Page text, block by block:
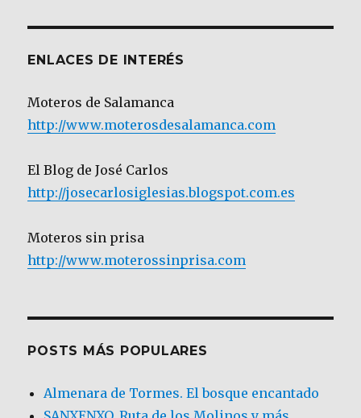
ENLACES DE INTERÉS
Moteros de Salamanca
http://www.moterosdesalamanca.com
El Blog de José Carlos
http://josecarlosiglesias.blogspot.com.es
Moteros sin prisa
http://www.moterossinprisa.com
POSTS MÁS POPULARES
Almenara de Tormes. El bosque encantado